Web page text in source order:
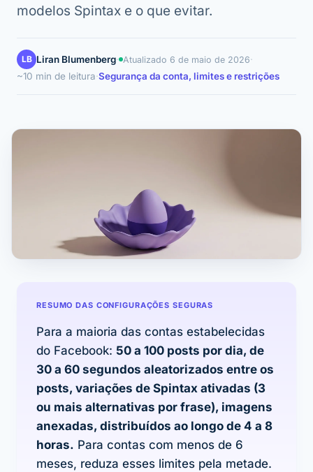
modelos Spintax e o que evitar.
LB Liran Blumenberg· Atualizado 6 de maio de 2026·
~10 min de leitura·Segurança da conta, limites e restrições
RESUMO DAS CONFIGURAÇÕES SEGURAS
Para a maioria das contas estabelecidas
do Facebook: 50 a 100 posts por dia, de
30 a 60 segundos aleatorizados entre os
posts, variações de Spintax ativadas (3
ou mais alternativas por frase), imagens
anexadas, distribuídos ao longo de 4 a 8
horas. Para contas com menos de 6
meses, reduza esses limites pela metade.